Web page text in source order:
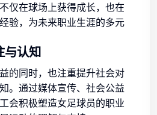
仅在球场上获得成长，也在
验，为未来职业生涯的多元
与认知
的同时，也注重提升社会对
。通过媒体宣传、社会公益
会积极塑造女足球员的职业